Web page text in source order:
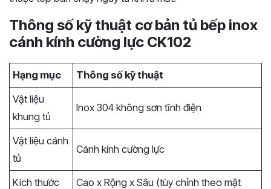
Thông số kỹ thuật cơ bản tủ bếp inox
cánh kính cường lực CK102
Hạng mục
Thông số kỹ thuật
Vật liệu
khung tủ
Inox 304 không sơn tĩnh điện
Vật liệu cánh
tủ
Cánh kính cường lực
Kích thước
Cao x Rộng x Sâu (tùy chỉnh theo mặt